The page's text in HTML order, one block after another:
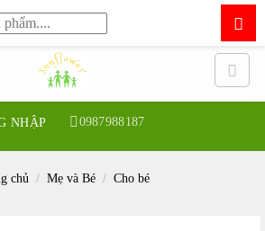
NHẬP 0987988187
chủ / Mẹ và Bé / Cho bé